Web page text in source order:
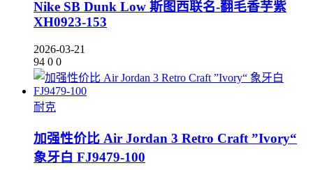
Nike SB Dunk Low 斯图西联名-翻毛香芋紫
XH0923-153
2026-03-21
94 0 0
耐克
加强性价比 Air Jordan 3 Retro Craft ”Ivory“
象牙白 FJ9479-100